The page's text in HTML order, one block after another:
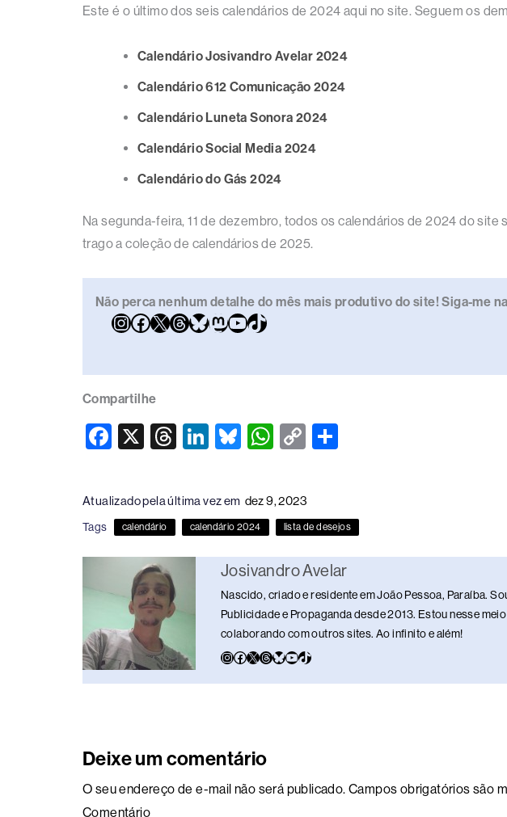
Este é o último dos seis calendários de 2024 aqui no site. Seguem os
Calendário Josivandro Avelar 2024
Calendário 612 Comunicação 2024
Calendário Luneta Sonora 2024
Calendário Social Media 2024
Calendário do Gás 2024
Na segunda-feira, 11 de dezembro, todos os calendários de 2024 do site
trago a coleção de calendários de 2025.
Não perca nenhum detalhe do mês mais produtivo do site! Siga-me
Compartilhe
F
e
b
o
o
X
T
a
d
s
Li
e
dI
n
Bl
sk
y
W
s
A
p
p
C
y
Li
n
k
e
Atualizado pela última vez em dez 9, 2023
Tags calendário calendário 2024 lista de desejos
Josivandro Avelar
Nascido, criado e residente em João Pessoa, Paraíba.
Publicidade e Propaganda desde 2013. Estou nesse
colaborando com outros sites. Ao infinito e além!
Deixe um comentário
O seu endereço de e-mail não será publicado. Campos obrigatórios são
Comentário